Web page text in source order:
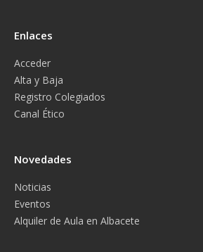
Enlaces
Acceder
Alta y Baja
Registro Colegiados
Canal Ético
Novedades
Noticias
Eventos
Alquiler de Aula en Albacete